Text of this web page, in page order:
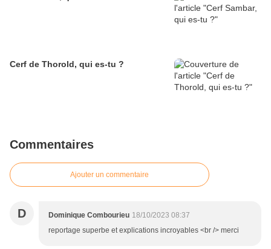
Cerf de Thorold, qui es-tu ?
Commentaires
Ajouter un commentaire
D Dominique Combourieu 18/10/2023 08:37
reportage superbe et explications incroyables <br /> merci